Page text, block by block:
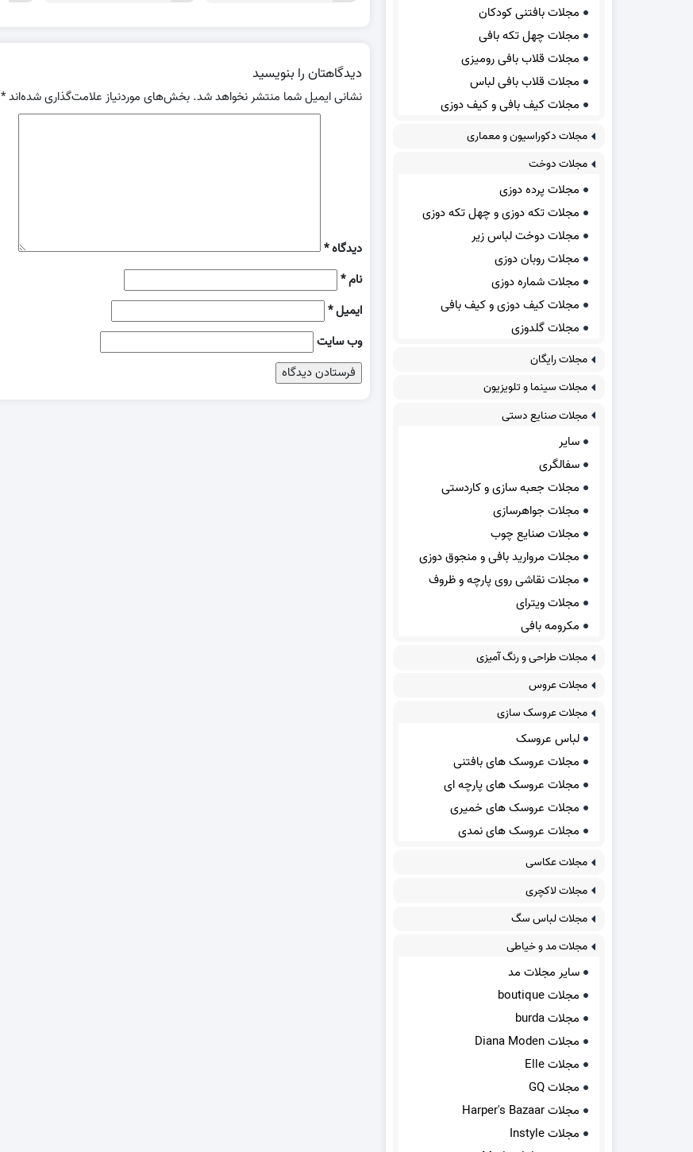
دیدگاهتان را بنویسید
نشانی ایمیل شما منتشر نخواهد شد. بخش‌های موردنیاز علامت‌گذاری شده‌اند*
دیدگاه*
نام*
ایمیل*
وب‌ سایت
مجلات بافتنی کودکان
مجلات چهل تکه بافی
مجلات قلاب بافی رومیزی
مجلات قلاب بافی لباس
مجلات کیف بافی و کیف دوزی
مجلات دکوراسیون و معماری
مجلات دوخت
مجلات پرده دوزی
مجلات تکه دوزی و چهل تکه دوزی
مجلات دوخت لباس زیر
مجلات روبان دوزی
مجلات شماره دوزی
مجلات کیف دوزی و کیف بافی
مجلات گلدوزی
مجلات رایگان
مجلات سینما و تلویزیون
مجلات صنایع دستی
سایر
سفالگری
مجلات جعبه سازی و کاردستی
مجلات جواهرسازی
مجلات صنایع چوب
مجلات مروارید بافی و منجوق دوزی
مجلات نقاشی روی پارچه و ظروف
مجلات ویترای
مکرومه بافی
مجلات طراحی و رنگ آمیزی
مجلات عروس
مجلات عروسک سازی
لباس عروسک
مجلات عروسک های بافتنی
مجلات عروسک های پارچه ای
مجلات عروسک های خمیری
مجلات عروسک های نمدی
مجلات عکاسی
مجلات لاکچری
مجلات لباس سگ
مجلات مد و خیاطی
سایر مجلات مد
مجلات boutique
مجلات burda
مجلات Diana Moden
مجلات Elle
مجلات GQ
مجلات Harper's Bazaar
مجلات Instyle